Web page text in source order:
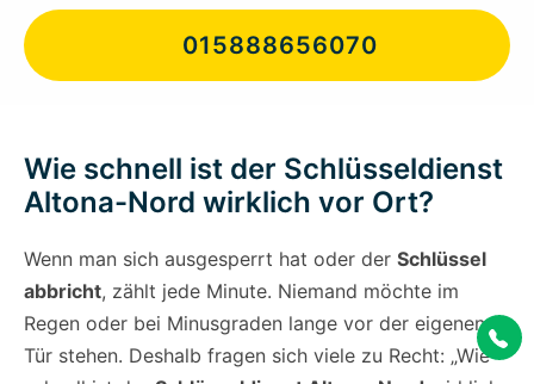
015888656070
Wie schnell ist der Schlüsseldienst
Altona-Nord wirklich vor Ort?
Wenn man sich ausgesperrt hat oder der Schlüssel
abbricht, zählt jede Minute. Niemand möchte im
Regen oder bei Minusgraden lange vor der eigenen
Tür stehen. Deshalb fragen sich viele zu Recht: „Wie